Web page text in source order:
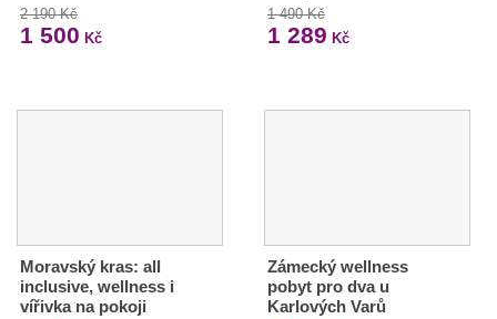
2 190 Kč
1 500 Kč
1 490 Kč
1 289 Kč
Moravský kras: all
inclusive, wellness i
vířivka na pokoji
Zámecký wellness
pobyt pro dva u
Karlových Varů